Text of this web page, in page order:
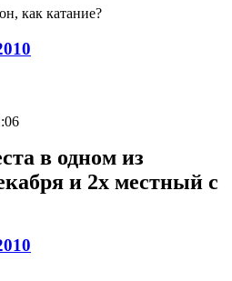
как катание?
в одном из
и 2х местный с